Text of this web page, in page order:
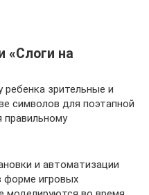
«Слоги на
зрительные и
символов для поэтапной
правильному
и автоматизации
форме игровых